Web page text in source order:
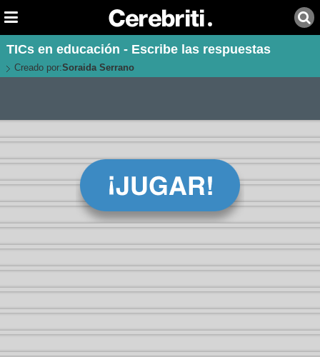
TICs en educación - Escribe las respuestas
Creado por:Soraida Serrano